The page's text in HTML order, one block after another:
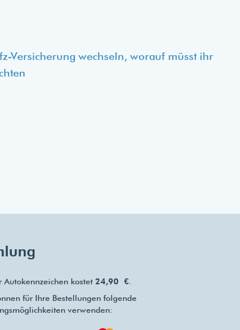
Versicherung wechseln, worauf müsst ihr
Autokennzeichen kostet 24,90 €.
für Ihre Bestellungen folgende
verwenden: